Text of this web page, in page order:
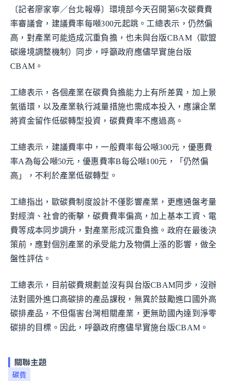
〔記者廖家寧／台北報導〕環境部今天召開第6次碳費費
率審議會，建議費率每噸300元起跳。工總表示，仍然偏
高，對產業可能造成沉重負擔，也未與台版CBAM（歐盟
碳邊境調整機制）同步，呼籲政府應儘早實施台版
CBAM。
工總表示，各個產業在碳費負擔能力上有所差異，加上景
氣循環，以及產業執行減量措施也需成本投入，應讓企業
將資金留作低碳轉型投資，碳費費率不應過高。
工總表示，建議費率中，一般費率每公噸300元，優惠費
率A為每公噸50元，優惠費率B每公噸100元，「仍然偏
高」，不利於產業低碳轉型。
工總指出，歐碳費制度設計不僅影響產業，更應通盤考量
對經濟、社會的衝擊，碳費費率偏高，加上基本工資、電
費等成本同步調升，對產業形成沉重負擔。政府在最後決
策前，應對個別產業的承受能力及物價上漲的影響，做全
盤性評估。
工總表示，目前碳費規劃並沒有與台版CBAM同步，沒辦
法對國外進口高碳排的產品課稅，無異於鼓勵進口國外高
碳排產品，不但傷害台灣相關產業，更無助國內達到淨零
碳排的目標。因此，呼籲政府應儘早實施台版CBAM。
關聯主題
碳費